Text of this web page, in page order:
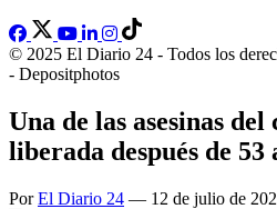
© 2025 El Diario 24 - Todos los
- Depositphotos
Una de las asesinas del
liberada después de 53
PorEl Diario 24 — 12 de julio de